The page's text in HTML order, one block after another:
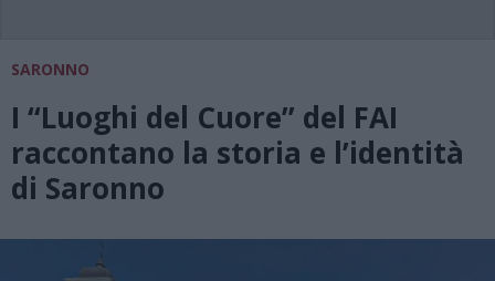
SARONNO
I “Luoghi del Cuore” del FAI
raccontano la storia e l’identità
di Saronno